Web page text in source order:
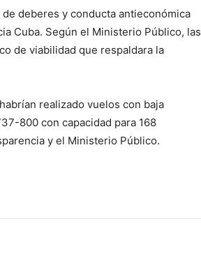
deberes y conducta antieconómica
Cuba. Según el Ministerio Público, las
de viabilidad que respaldara la
realizado vuelos con baja
800 con capacidad para 168
y el Ministerio Público.